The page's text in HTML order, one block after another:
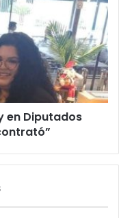
en Diputados